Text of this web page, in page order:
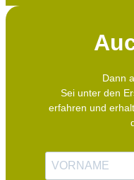
Dann
Sei unter den
erfahren und
m